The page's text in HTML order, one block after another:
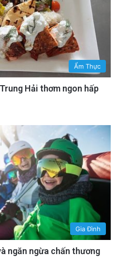
Ẩm Thực
Hải thơm ngon hấp
Gia Đình
ngăn ngừa chấn thương